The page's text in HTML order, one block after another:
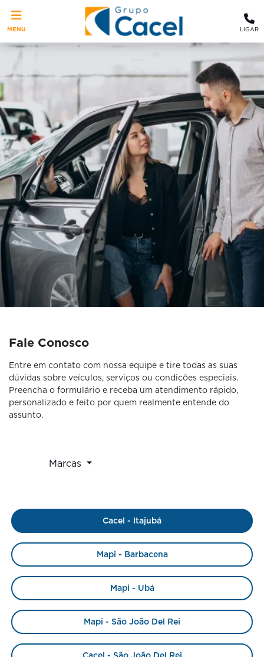
MENU LIGAR
Fale Conosco
Entre em contato com nossa equipe e tire todas as suas
dúvidas sobre veículos, serviços ou condições especiais.
Preencha o formulário e receba um atendimento rápido,
personalizado e feito por quem realmente entende do
assunto.
Marcas
Cacel - Itajubá
Mapi - Barbacena
Mapi - Ubá
Mapi - São João Del Rei